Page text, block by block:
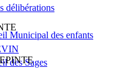
délibérations
Municipal des enfants
des Sages